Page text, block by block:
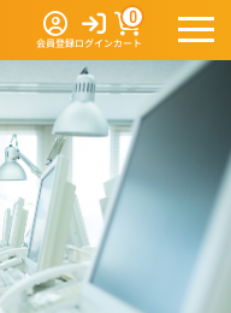
会員登録ログインカート
0